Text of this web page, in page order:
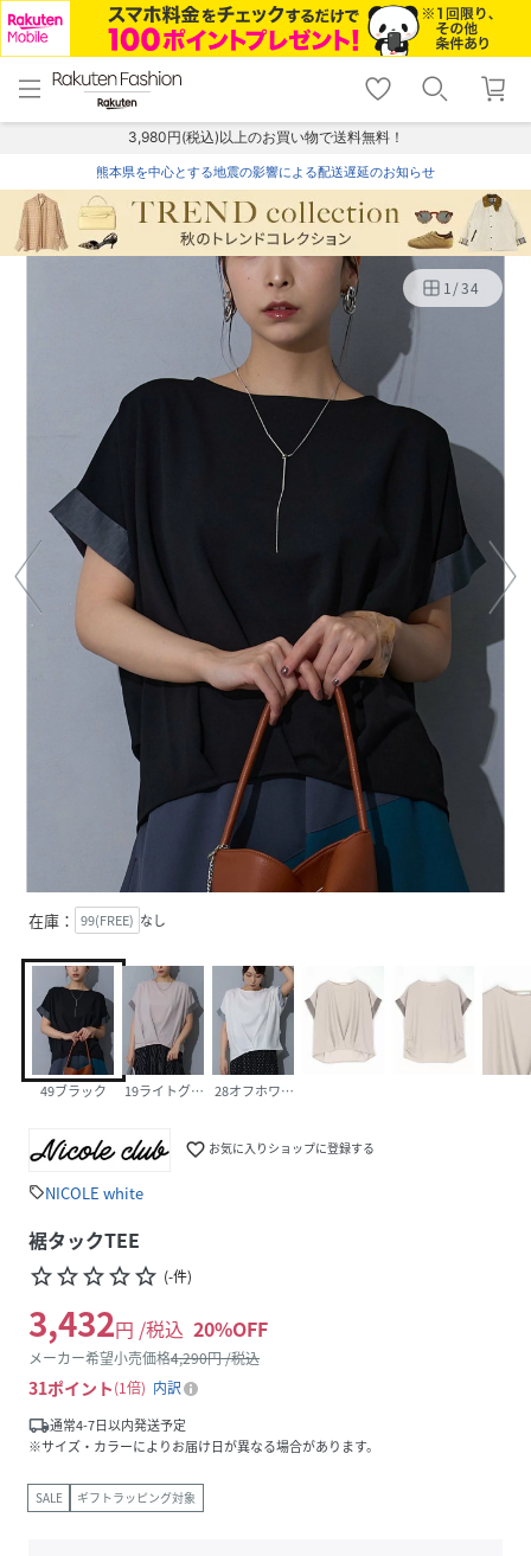
menu home
トップ
shopping_cart lock_outline
ログイン
3,980円(税込)以上のお買い物で送料無料！
熊本県を中心とする地震の影響による配送遅延のお知らせ
1/34
在庫： 99(FREE) なし
49ブラック 19ライトグレー28オフホワイト
favorite_border お気に入りショップに登録する
sellNICOLE white
裾タックTEE
star_borderstar_borderstar_borderstar_borderstar_border (-件)
3,432円 /税込 20%OFF
メーカー希望小売価格4,290円 /税込
31ポイント 1倍
内訳
local_shipping通常4-7日以内発送予定
※サイズ・カラーによりお届け日が異なる場合があります。
SALE ギフトラッピング対象